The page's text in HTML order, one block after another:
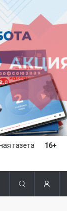
газета 16+